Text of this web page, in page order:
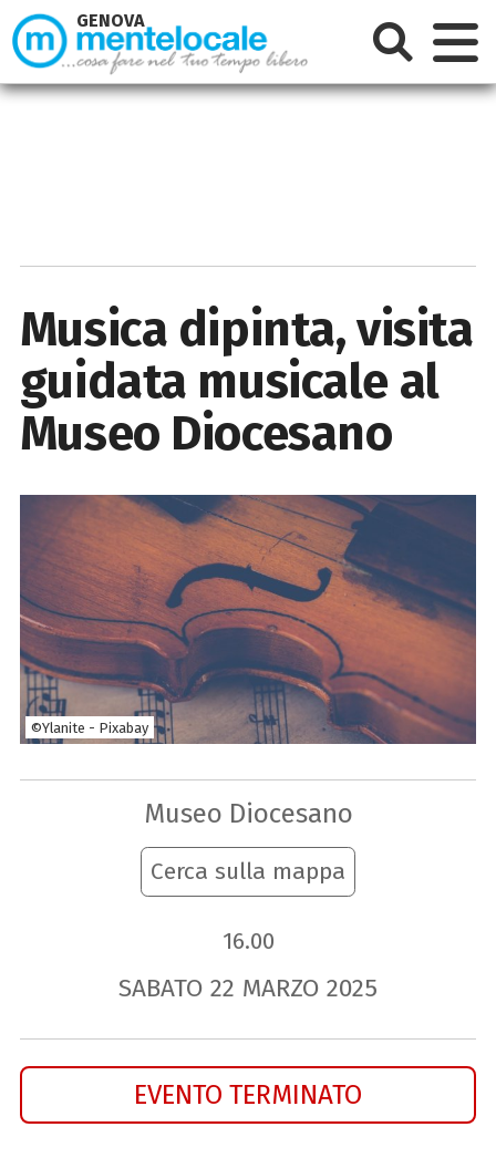
Musica dipinta, visita
guidata musicale al
Museo Diocesano
©Ylanite - Pixabay
Museo Diocesano
Cerca sulla mappa
16.00
SABATO 22 MARZO 2025
EVENTO TERMINATO
GENOVA